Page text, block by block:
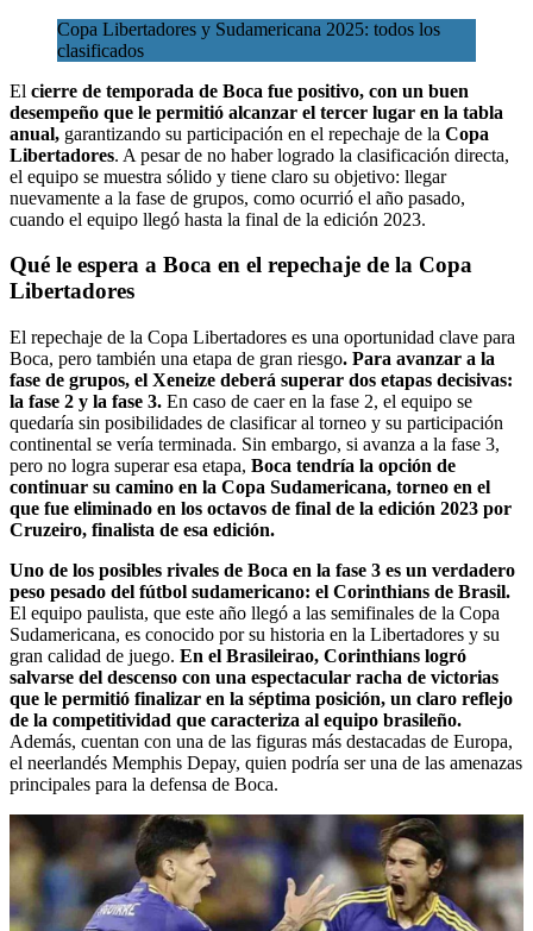
Copa Libertadores y Sudamericana 2025: todos los
clasificados
El cierre de temporada de Boca fue positivo, con un buen
desempeño que le permitió alcanzar el tercer lugar en la tabla
anual, garantizando su participación en el repechaje de la Copa
Libertadores. A pesar de no haber logrado la clasificación directa,
el equipo se muestra sólido y tiene claro su objetivo: llegar
nuevamente a la fase de grupos, como ocurrió el año pasado,
cuando el equipo llegó hasta la final de la edición 2023.
Qué le espera a Boca en el repechaje de la Copa
Libertadores
El repechaje de la Copa Libertadores es una oportunidad clave para
Boca, pero también una etapa de gran riesgo. Para avanzar a la
fase de grupos, el Xeneize deberá superar dos etapas decisivas:
la fase 2 y la fase 3. En caso de caer en la fase 2, el equipo se
quedaría sin posibilidades de clasificar al torneo y su participación
continental se vería terminada. Sin embargo, si avanza a la fase 3,
pero no logra superar esa etapa, Boca tendría la opción de
continuar su camino en la Copa Sudamericana, torneo en el
que fue eliminado en los octavos de final de la edición 2023 por
Cruzeiro, finalista de esa edición.
Uno de los posibles rivales de Boca en la fase 3 es un verdadero
peso pesado del fútbol sudamericano: el Corinthians de Brasil.
El equipo paulista, que este año llegó a las semifinales de la Copa
Sudamericana, es conocido por su historia en la Libertadores y su
gran calidad de juego. En el Brasileirao, Corinthians logró
salvarse del descenso con una espectacular racha de victorias
que le permitió finalizar en la séptima posición, un claro reflejo
de la competitividad que caracteriza al equipo brasileño.
Además, cuentan con una de las figuras más destacadas de Europa,
el neerlandés Memphis Depay, quien podría ser una de las amenazas
principales para la defensa de Boca.